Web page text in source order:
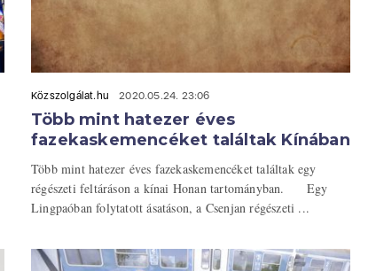
Közszolgálat.hu 2020.05.24. 23:06
Több mint hatezer éves
fazekaskemencéket találtak Kínában
Több mint hatezer éves fazekaskemencéket találtak egy
régészeti feltáráson a kínai Honan tartományban. Egy
Lingpaóban folytatott ásatáson, a Csenjan régészeti ...